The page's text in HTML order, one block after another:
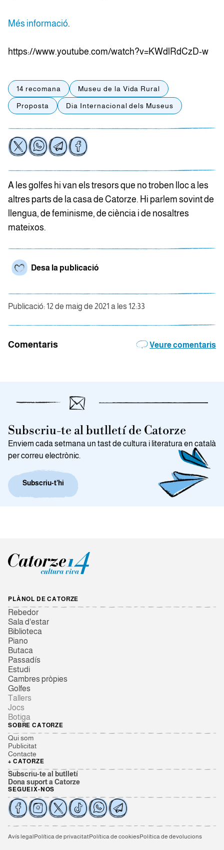
Més informació.
https://www.youtube.com/watch?v=KWdlRdCzD-w
14 recomana Museu de la Vida Rural
Proposta Dia Internacional dels Museus
A les golfes hi van els tresors que no troben lloc a les
altres parts de la casa de Catorze. Hi parlem sovint de
llengua, de feminisme, de ciència i de nosaltres
mateixos.
Desa la publicació
Publicació: 12 de maig de 2021 a les 12:33
Comentaris Veure comentaris
Subscriu-te al butlletí de Catorze
Enviem cada setmana un tast de cultura i literatura en català
per correu electrònic.
Subscriu-t’hi
PLÀNOL DE CATORZE
Rebedor
Sala d'estar
Biblioteca
Piano
Butaca
Passadís
Estudi
Cambres pròpies
Golfes
Tallers
Jocs
Botiga
SOBRE CATORZE
Qui som
Publicitat
Contacte
+ CATORZE
Subscriu-te al butlletí
Dona suport a Catorze
SEGUEIX-NOS
Avís legalPolítica de privacitatPolítica de cookiesPolítica de devolucions